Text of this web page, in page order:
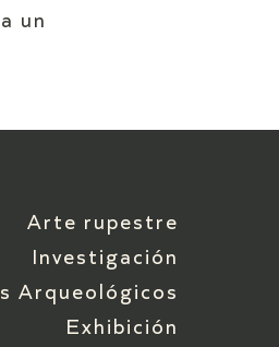
un
Arte rupestre
Investigación
Arqueológicos
Exhibición